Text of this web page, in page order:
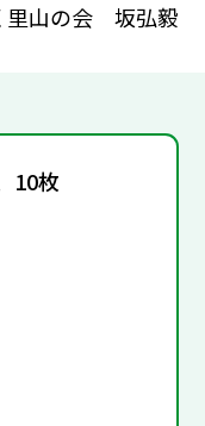
里山の会 坂弘毅
10枚